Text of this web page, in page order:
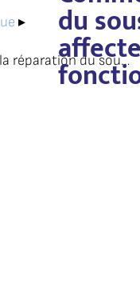
▸
Comment la réparation du sous–scapulaire affecte-t-elle la fonction articulaire ?
du